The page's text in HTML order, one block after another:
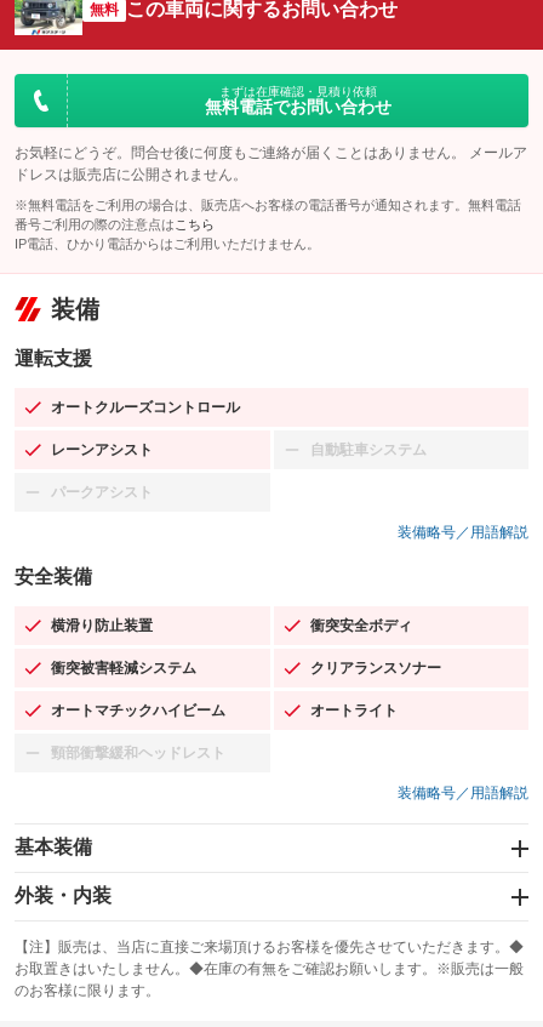
無料 この車両に関するお問い合わせ
まずは在庫確認・見積り依頼
無料電話でお問い合わせ
お気軽にどうぞ。問合せ後に何度もご連絡が届くことはありません。 メールア
ドレスは販売店に公開されません。
※無料電話をご利用の場合は、販売店へお客様の電話番号が通知されます。無料電話
番号ご利用の際の注意点は こちら
IP電話、ひかり電話からはご利用いただけません。
装備
運転支援
オートクルーズコントロール
：装備あり
レーンアシスト
：装備あり 自動駐車システム
：装備なし
パークアシスト
：装備なし
装備略号／用語解説
安全装備
横滑り防止装置
：装備あり 衝突安全ボディ
：装備あり
衝突被害軽減システム
：装備あり クリアランスソナー
：装備あり
オートマチックハイビーム
：装備あり オートライト
：装備あり
頸部衝撃緩和ヘッドレスト
：装備なし
装備略号／用語解説
基本装備
エアバッグ：運転席/助手席/サイド
：装備あり
：装備なし
サンルーフ
：装備なし ABS
外装・内装
カーナビ：SDナビ
：装備あり
TV：フルセグ
：装備あり
【注】販売は、当店に直接ご来場頂けるお客様を優先させていただきます。◆
お取置きはいたしません。◆在庫の有無をご確認お願いします。※販売は一般
のお客様に限ります。